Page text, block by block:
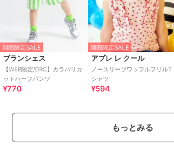
期間限定SALE
ブランシェス
【WEB限定/DRC】カラバリカ
ットハーフパンツ
¥770
期間限定SALE
アプレ レ クール
ノースリーブワッフルフリルT
シャツ
¥594
もっとみる